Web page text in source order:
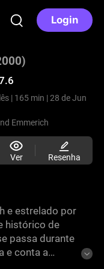
Login
| 165 min | 28 de Jun
Emmerich
Ver Resenha
e estrelado por
histórico de
passa durante
e conta a